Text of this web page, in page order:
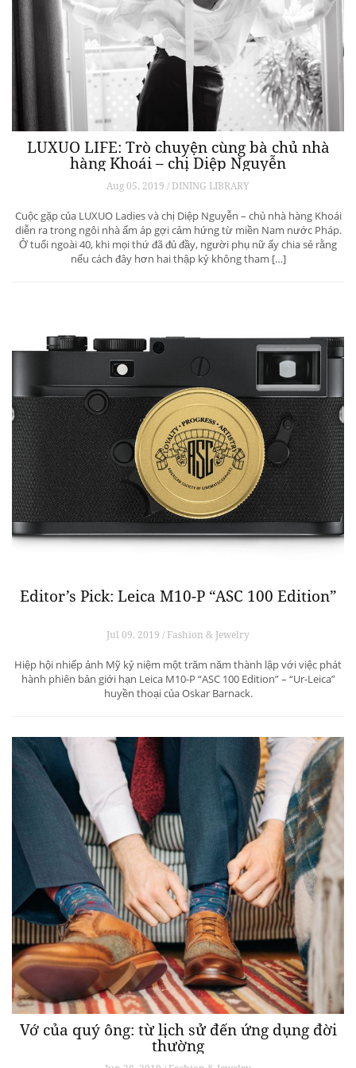
LUXUO LIFE: Trò chuyện cùng bà chủ nhà
hàng Khoái – chị Diệp Nguyễn
Aug 05, 2019 / DINING LIBRARY
Cuộc gặp của LUXUO Ladies và chị Diệp Nguyễn – chủ nhà hàng Khoái
diễn ra trong ngôi nhà ấm áp gợi cảm hứng từ miền Nam nước Pháp.
Ở tuổi ngoài 40, khi mọi thứ đã đủ đầy, người phụ nữ ấy chia sẻ rằng
nếu cách đây hơn hai thập kỷ không tham […]
Editor’s Pick: Leica M10-P “ASC 100 Edition”
Jul 09, 2019 / Fashion & Jewelry
Hiệp hội nhiếp ảnh Mỹ kỷ niệm một trăm năm thành lập với việc phát
hành phiên bản giới hạn Leica M10-P “ASC 100 Edition” – “Ur-Leica”
huyền thoại của Oskar Barnack.
Vớ của quý ông: từ lịch sử đến ứng dụng đời
thường